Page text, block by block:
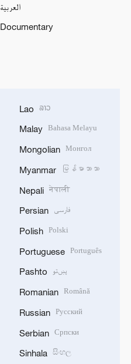
العربية
Documentary
Lao ລາວ
Malay Bahasa Melayu
Mongolian Монгол
Myanmar မြန်မာဘာသာ
Nepali नेपाली
Persian فارسی
Polish Polski
Portuguese Português
Pashto پښتو
Romanian Română
Russian Русский
Serbian Српски
Sinhala සිංහල